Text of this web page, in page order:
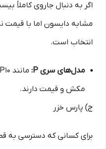
اگر به دنبال جاروی کاملاً
مشابه دایسون اما با قیمت
انتخاب است.
مدل‌های سری P:
مکش و قیمت دارند.
ج) پارس خزر
برای کسانی که دسترسی به